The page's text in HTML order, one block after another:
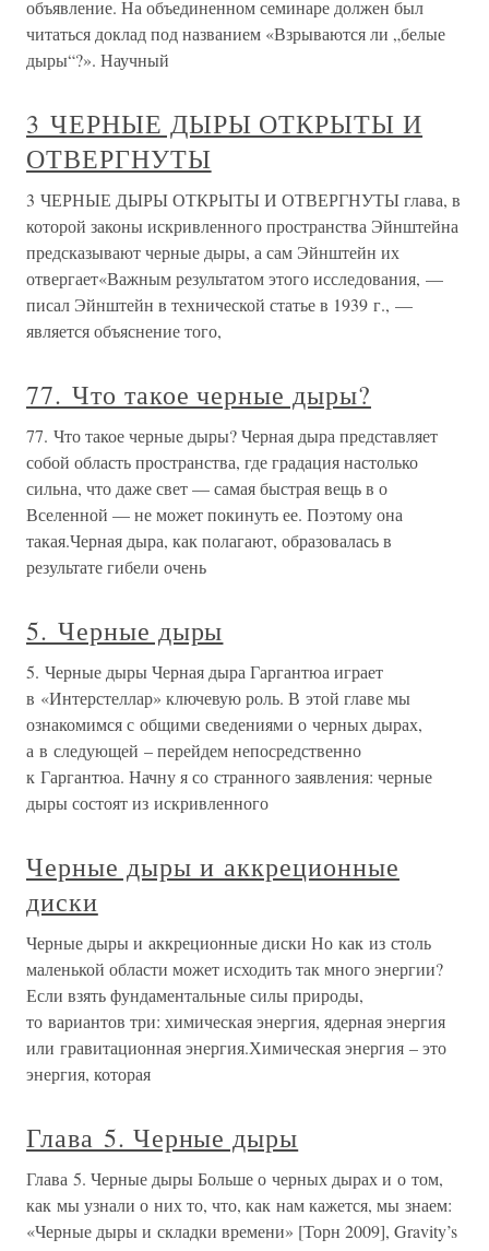
объявление. На объединенном семинаре должен был
читаться доклад под названием «Взрываются ли „белые
дыры“?». Научный
3 ЧЕРНЫЕ ДЫРЫ ОТКРЫТЫ И
ОТВЕРГНУТЫ
3 ЧЕРНЫЕ ДЫРЫ ОТКРЫТЫ И ОТВЕРГНУТЫ глава, в
которой законы искривленного пространства Эйнштейна
предсказывают черные дыры, а сам Эйнштейн их
отвергает«Важным результатом этого исследования, —
писал Эйнштейн в технической статье в 1939 г., —
является объяснение того,
77. Что такое черные дыры?
77. Что такое черные дыры? Черная дыра представляет
собой область пространства, где градация настолько
сильна, что даже свет — самая быстрая вещь в о
Вселенной — не может покинуть ее. Поэтому она
такая.Черная дыра, как полагают, образовалась в
результате гибели очень
5. Черные дыры
5. Черные дыры Черная дыра Гаргантюа играет
в «Интерстеллар» ключевую роль. В этой главе мы
ознакомимся с общими сведениями о черных дырах,
а в следующей – перейдем непосредственно
к Гаргантюа. Начну я со странного заявления: черные
дыры состоят из искривленного
Черные дыры и аккреционные
диски
Черные дыры и аккреционные диски Но как из столь
маленькой области может исходить так много энергии?
Если взять фундаментальные силы природы,
то вариантов три: химическая энергия, ядерная энергия
или гравитационная энергия.Химическая энергия – это
энергия, которая
Глава 5. Черные дыры
Глава 5. Черные дыры Больше о черных дырах и о том,
как мы узнали о них то, что, как нам кажется, мы знаем:
«Черные дыры и складки времени» [Торн 2009], Gravity’s